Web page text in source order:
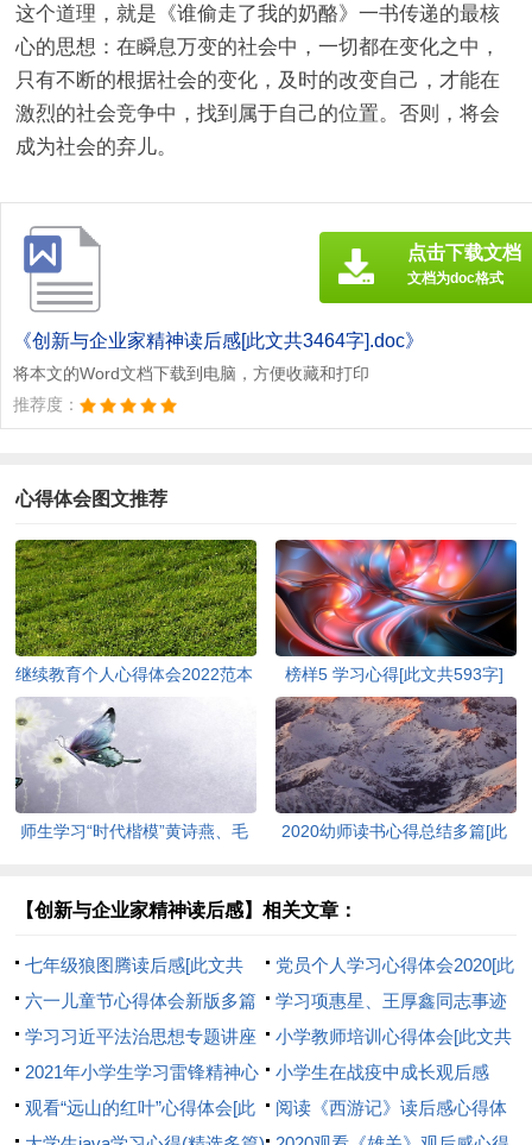
这个道理，就是《谁偷走了我的奶酪》一书传递的最核
心的思想：在瞬息万变的社会中，一切都在变化之中，
只有不断的根据社会的变化，及时的改变自己，才能在
激烈的社会竞争中，找到属于自己的位置。否则，将会
成为社会的弃儿。
《创新与企业家精神读后感[此文共3464字].doc》
将本文的Word文档下载到电脑，方便收藏和打印
推荐度：
点击下载文档
文档为doc格式
心得体会图文推荐
继续教育个人心得体会2022范本
[此文共5440字]
榜样5 学习心得[此文共593字]
师生学习“时代楷模”黄诗燕、毛
1570字]
2020幼师读书心得总结多篇[此
【创新与企业家精神读后感】相关文章：
七年级狼图腾读后感[此文共
3533字]
党员个人学习心得体会2020[此
文共5616字]
六一儿童节心得体会新版多篇
[此文共2582字]
学习项惠星、王厚鑫同志事迹
心得体会[此文共696字]
学习习近平法治思想专题讲座
的心得体会[此文共673字]
小学教师培训心得体会[此文共
6998字]
2021年小学生学习雷锋精神心
得体会文章[此文共2770字]
小学生在战疫中成长观后感
500字多篇[此文共2994字]
观看“远山的红叶”心得体会[此
阅读《西游记》读后感心得体